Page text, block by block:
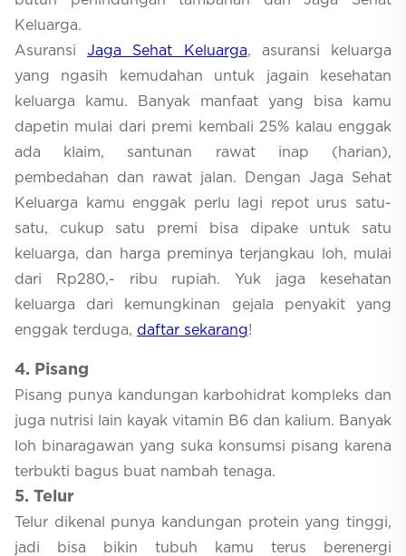
Keluarga.
AsuransiJaga Sehat Keluarga, asuransi keluarga
yang ngasih kemudahan untuk jagain kesehatan
keluarga kamu. Banyak manfaat yang bisa kamu
dapetin mulai dari premi kembali 25% kalau enggak
ada klaim, santunan rawat inap (harian),
pembedahan dan rawat jalan. Dengan Jaga Sehat
Keluarga kamu enggak perlu lagi repot urus satu-
satu, cukup satu premi bisa dipake untuk satu
keluarga, dan harga preminya terjangkau loh, mulai
dari Rp280,- ribu rupiah. Yuk jaga kesehatan
keluarga dari kemungkinan gejala penyakit yang
enggak terduga, daftar sekarang!
4. Pisang
Pisang punya kandungan karbohidrat kompleks dan
juga nutrisi lain kayak vitamin B6 dan kalium. Banyak
loh binaragawan yang suka konsumsi pisang karena
terbukti bagus buat nambah tenaga.
5. Telur
Telur dikenal punya kandungan protein yang tinggi,
jadi bisa bikin tubuh kamu terus berenergi